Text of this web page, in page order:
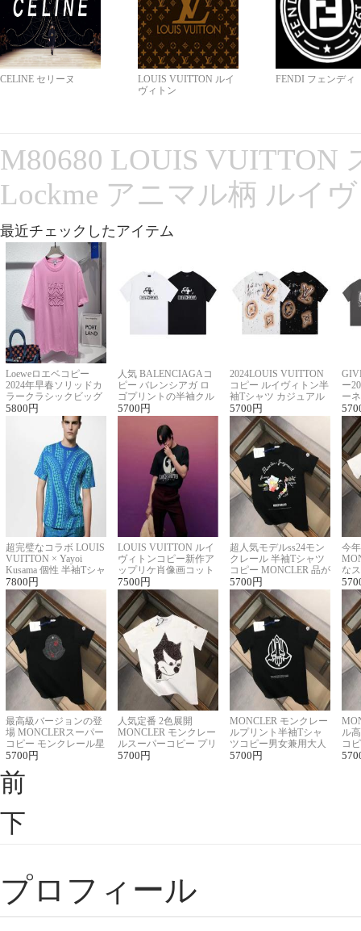
CELINE セリーヌ
LOUIS VUITTON ルイ
ヴィトン
FENDI フェンディ
M80680 LOUIS VUITTON
Lockme アニマル柄 ルイ
最近チェックしたアイテム
Loeweロエベコピー
2024年早春ソリッドカ
ラークラシックビッグ
ロゴ刺繍Tシャツ
5800 円
人気 BALENCIAGAコ
ピー バレンシアガ ロ
ゴプリントの半袖クル
ーネックTシャツ
5700 円
2024LOUIS VUITTON
コピー ルイヴィトン半
袖Tシャツ カジュアル
に馴染む 2色展開
5700 円
ー
ー
ー
超完璧なコラボ LOUIS
VUITTON × Yayoi
Kusama 個性 半袖Tシャ
ツコピー男女兼用
7800 円
LOUIS VUITTON ルイ
ヴィトンコピー新作ア
ップリケ肖像画コット
ンニット半袖Tシャツ
7500 円
超人気モデルss24モン
クレール 半袖Tシャツ
コピー MONCLER 品が
良く見た目
5700 円
今
な
ル
最高級バージョンの登
場 MONCLERスーパー
コピー モンクレール星
座半袖Tシャツ
5700 円
人気定番 2色展開
MONCLER モンクレー
ルスーパーコピー プリ
ント半袖Tシャツ
5700 円
MONCLER モンクレー
ルプリント半袖Tシャ
ツコピー男女兼用大人
可愛い春夏コーデ
5700 円
ル
コ
ィ
前
下
プロフィール